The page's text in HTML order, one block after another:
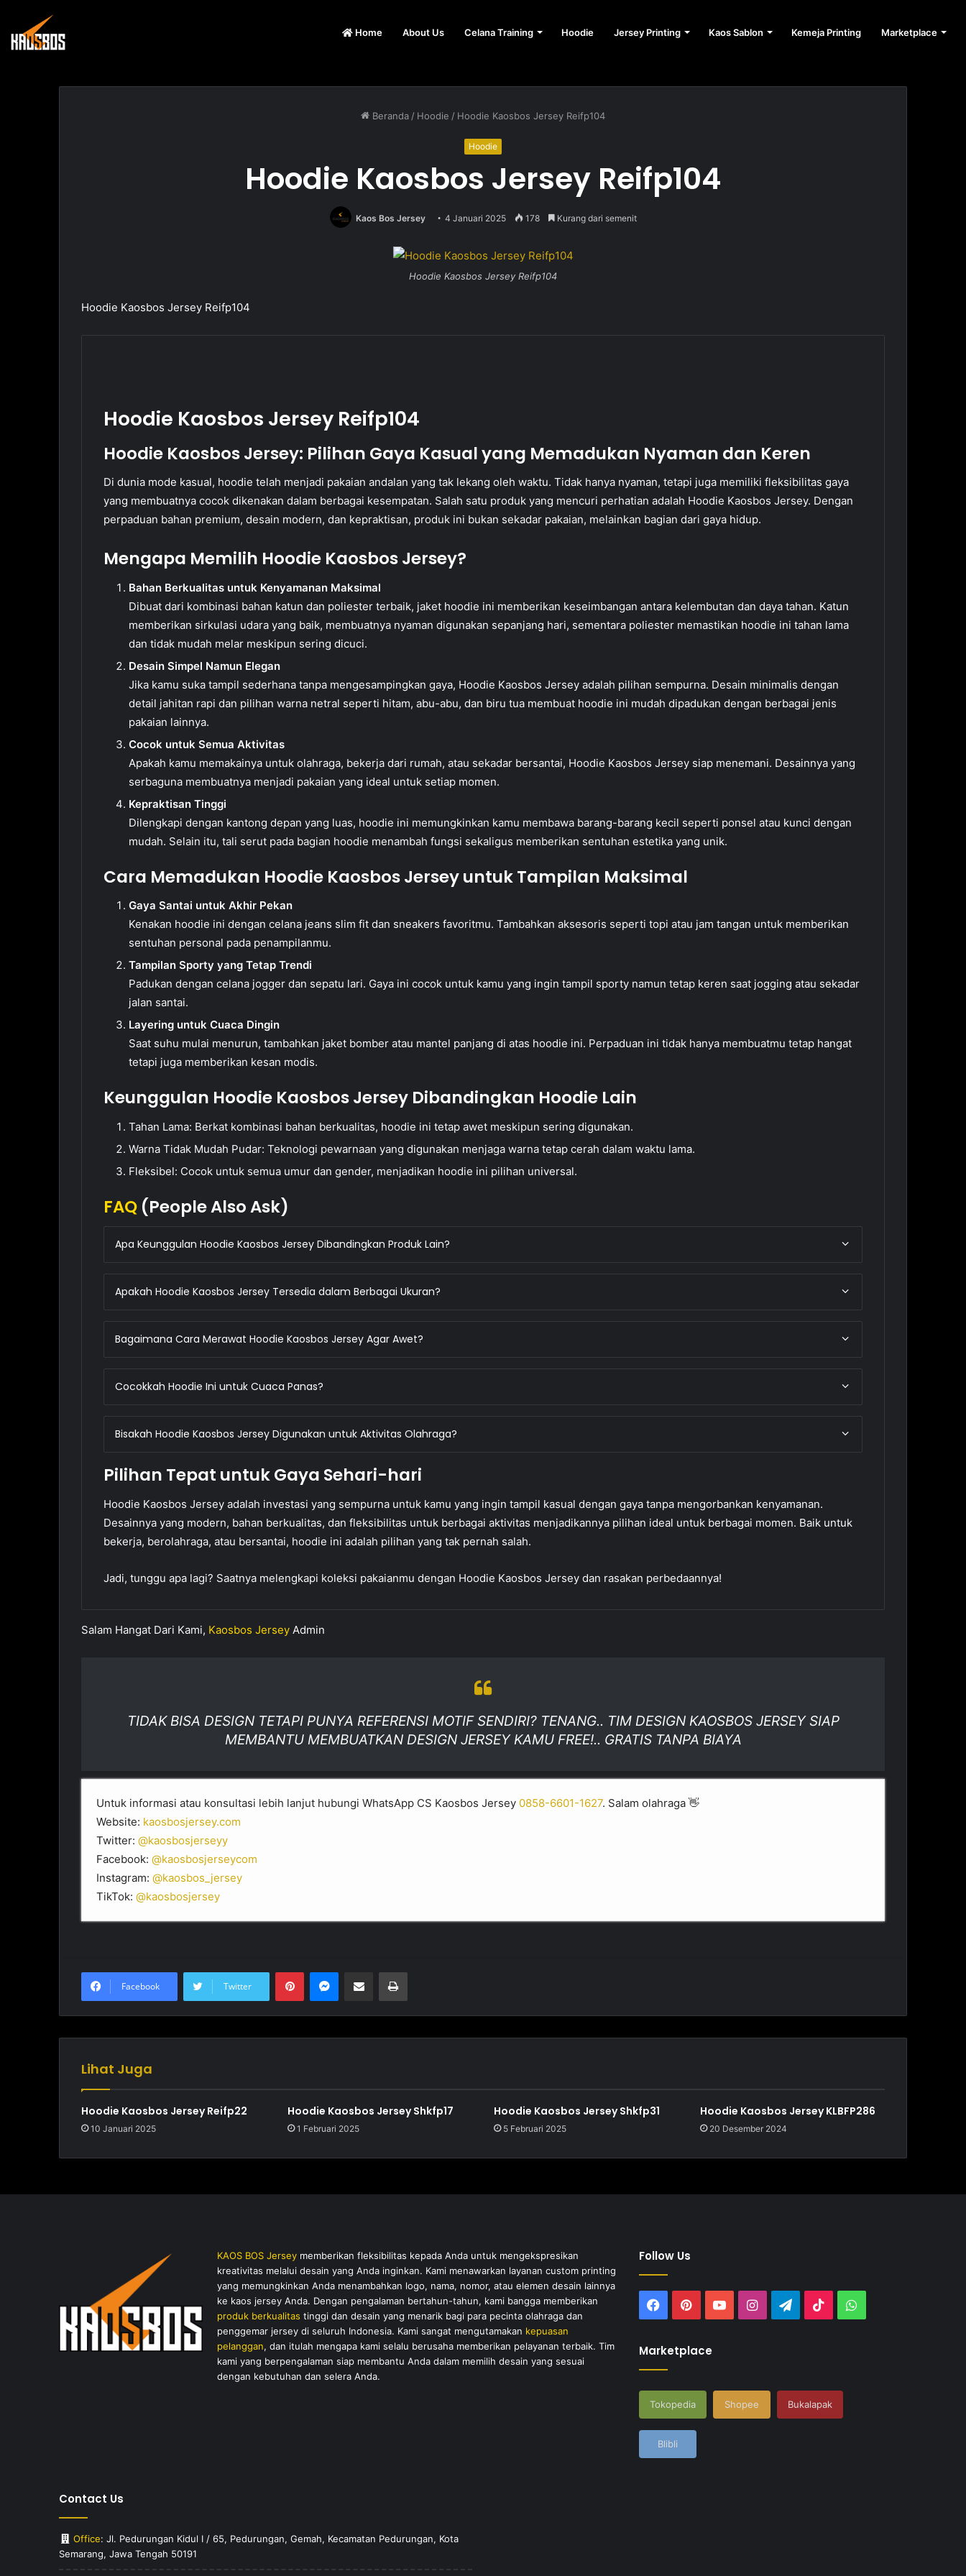
Home About Us Celana Training Hoodie Jersey Printing Kaos Sablon Kemeja Printing Marketplace
Beranda / Hoodie / Hoodie Kaosbos Jersey Reifp104
Hoodie
Hoodie Kaosbos Jersey Reifp104
Kaos Bos Jersey 4 Januari 2025 178 Kurang dari semenit
Hoodie Kaosbos Jersey Reifp104
Hoodie Kaosbos Jersey Reifp104
Hoodie Kaosbos Jersey Reifp104
Hoodie Kaosbos Jersey: Pilihan Gaya Kasual yang Memadukan Nyaman dan Keren
Di dunia mode kasual, hoodie telah menjadi pakaian andalan yang tak lekang oleh waktu. Tidak hanya nyaman, tetapi juga memiliki fleksibilitas gaya
yang membuatnya cocok dikenakan dalam berbagai kesempatan. Salah satu produk yang mencuri perhatian adalah Hoodie Kaosbos Jersey. Dengan
perpaduan bahan premium, desain modern, dan kepraktisan, produk ini bukan sekadar pakaian, melainkan bagian dari gaya hidup.
Mengapa Memilih Hoodie Kaosbos Jersey?
Bahan Berkualitas untuk Kenyamanan Maksimal
Dibuat dari kombinasi bahan katun dan poliester terbaik, jaket hoodie ini memberikan keseimbangan antara kelembutan dan daya tahan. Katun
memberikan sirkulasi udara yang baik, membuatnya nyaman digunakan sepanjang hari, sementara poliester memastikan hoodie ini tahan lama
dan tidak mudah melar meskipun sering dicuci.
Desain Simpel Namun Elegan
Jika kamu suka tampil sederhana tanpa mengesampingkan gaya, Hoodie Kaosbos Jersey adalah pilihan sempurna. Desain minimalis dengan
detail jahitan rapi dan pilihan warna netral seperti hitam, abu-abu, dan biru tua membuat hoodie ini mudah dipadukan dengan berbagai jenis
pakaian lainnya.
Cocok untuk Semua Aktivitas
Apakah kamu memakainya untuk olahraga, bekerja dari rumah, atau sekadar bersantai, Hoodie Kaosbos Jersey siap menemani. Desainnya yang
serbaguna membuatnya menjadi pakaian yang ideal untuk setiap momen.
Kepraktisan Tinggi
Dilengkapi dengan kantong depan yang luas, hoodie ini memungkinkan kamu membawa barang-barang kecil seperti ponsel atau kunci dengan
mudah. Selain itu, tali serut pada bagian hoodie menambah fungsi sekaligus memberikan sentuhan estetika yang unik.
Cara Memadukan Hoodie Kaosbos Jersey untuk Tampilan Maksimal
Gaya Santai untuk Akhir Pekan
Kenakan hoodie ini dengan celana jeans slim fit dan sneakers favoritmu. Tambahkan aksesoris seperti topi atau jam tangan untuk memberikan
sentuhan personal pada penampilanmu.
Tampilan Sporty yang Tetap Trendi
Padukan dengan celana jogger dan sepatu lari. Gaya ini cocok untuk kamu yang ingin tampil sporty namun tetap keren saat jogging atau sekadar
jalan santai.
Layering untuk Cuaca Dingin
Saat suhu mulai menurun, tambahkan jaket bomber atau mantel panjang di atas hoodie ini. Perpaduan ini tidak hanya membuatmu tetap hangat
tetapi juga memberikan kesan modis.
Keunggulan Hoodie Kaosbos Jersey Dibandingkan Hoodie Lain
Tahan Lama: Berkat kombinasi bahan berkualitas, hoodie ini tetap awet meskipun sering digunakan.
Warna Tidak Mudah Pudar: Teknologi pewarnaan yang digunakan menjaga warna tetap cerah dalam waktu lama.
Fleksibel: Cocok untuk semua umur dan gender, menjadikan hoodie ini pilihan universal.
FAQ (People Also Ask)
Apa Keunggulan Hoodie Kaosbos Jersey Dibandingkan Produk Lain?
Apakah Hoodie Kaosbos Jersey Tersedia dalam Berbagai Ukuran?
Bagaimana Cara Merawat Hoodie Kaosbos Jersey Agar Awet?
Cocokkah Hoodie Ini untuk Cuaca Panas?
Bisakah Hoodie Kaosbos Jersey Digunakan untuk Aktivitas Olahraga?
Pilihan Tepat untuk Gaya Sehari-hari
Hoodie Kaosbos Jersey adalah investasi yang sempurna untuk kamu yang ingin tampil kasual dengan gaya tanpa mengorbankan kenyamanan.
Desainnya yang modern, bahan berkualitas, dan fleksibilitas untuk berbagai aktivitas menjadikannya pilihan ideal untuk berbagai momen. Baik untuk
bekerja, berolahraga, atau bersantai, hoodie ini adalah pilihan yang tak pernah salah.
Jadi, tunggu apa lagi? Saatnya melengkapi koleksi pakaianmu dengan Hoodie Kaosbos Jersey dan rasakan perbedaannya!
Salam Hangat Dari Kami, Kaosbos Jersey Admin
TIDAK BISA DESIGN TETAPI PUNYA REFERENSI MOTIF SENDIRI? TENANG.. TIM DESIGN KAOSBOS JERSEY SIAP
MEMBANTU MEMBUATKAN DESIGN JERSEY KAMU FREE!.. GRATIS TANPA BIAYA
Untuk informasi atau konsultasi lebih lanjut hubungi WhatsApp CS Kaosbos Jersey 0858-6601-1627. Salam olahraga 👋
Website: kaosbosjersey.com
Twitter:@kaosbosjerseyy
Facebook:@kaosbosjerseycom
Instagram:@kaosbos_jersey
TikTok:@kaosbosjersey
Facebook Twitter
Lihat Juga
Hoodie Kaosbos Jersey Reifp22
10 Januari 2025
Hoodie Kaosbos Jersey Shkfp17
1 Februari 2025
Hoodie Kaosbos Jersey Shkfp31
5 Februari 2025
Hoodie Kaosbos Jersey KLBFP286
20 Desember 2024
KAOS BOS Jersey memberikan fleksibilitas kepada Anda untuk mengekspresikan
kreativitas melalui desain yang Anda inginkan. Kami menawarkan layanan custom printing
yang memungkinkan Anda menambahkan logo, nama, nomor, atau elemen desain lainnya
ke kaos jersey Anda. Dengan pengalaman bertahun-tahun, kami bangga memberikan
produk berkualitas tinggi dan desain yang menarik bagi para pecinta olahraga dan
penggemar jersey di seluruh Indonesia. Kami sangat mengutamakan kepuasan
pelanggan, dan itulah mengapa kami selalu berusaha memberikan pelayanan terbaik. Tim
kami yang berpengalaman siap membantu Anda dalam memilih desain yang sesuai
dengan kebutuhan dan selera Anda.
Follow Us
Facebook
PinterestYouTubeInstagramTelegram
TikTok
Marketplace
Tokopedia Shopee Bukalapak
Blibli
Contact Us
Office: Jl. Pedurungan Kidul I / 65, Pedurungan, Gemah, Kecamatan Pedurungan, Kota
Semarang, Jawa Tengah 50191